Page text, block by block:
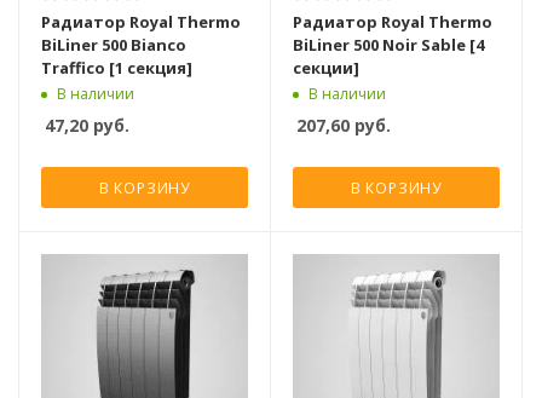
Радиатор Royal Thermo
BiLiner 500 Bianco
Traffico [1 секция]
В наличии
47,20 руб.
В КОРЗИНУ
Радиатор Royal Thermo
BiLiner 500 Noir Sable [4
секции]
В наличии
207,60 руб.
В КОРЗИНУ